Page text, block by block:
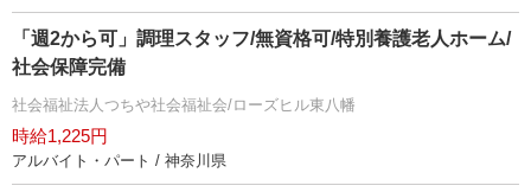
「週2から可」調理スタッフ/無資格可/特別養護老人ホーム/
社会保障完備
社会福祉法人つちや社会福祉会/ローズヒル東八幡
時給1,225円
アルバイト・パート / 神奈川県